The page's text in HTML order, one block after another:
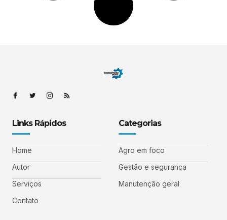
Links Rápidos
Home
Autor
Serviços
Contato
Categorias
Agro em foco
Gestão e segurança
Manutenção geral